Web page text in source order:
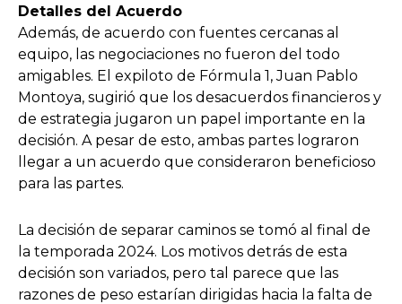
Detalles del Acuerdo
Además, de acuerdo con fuentes cercanas al
equipo, las negociaciones no fueron del todo
amigables. El expiloto de Fórmula 1, Juan Pablo
Montoya, sugirió que los desacuerdos financieros y
de estrategia jugaron un papel importante en la
decisión. A pesar de esto, ambas partes lograron
llegar a un acuerdo que consideraron beneficioso
para las partes.
La decisión de separar caminos se tomó al final de
la temporada 2024. Los motivos detrás de esta
decisión son variados, pero tal parece que las
razones de peso estarían dirigidas hacia la falta de